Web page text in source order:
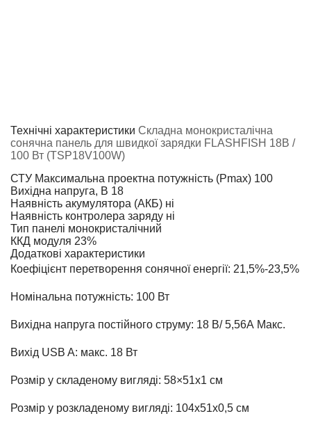
Технічні характеристики Складна монокристалічна
сонячна панель для швидкої зарядки FLASHFISH 18В /
100 Вт (TSP18V100W)
СТУ Максимальна проектна потужність (Pmax) 100
Вихідна напруга, В 18
Наявність акумулятора (АКБ) ні
Наявність контролера заряду ні
Тип панелі монокристалічний
ККД модуля 23%
Додаткові характеристики
Коефіцієнт перетворення сонячної енергії: 21,5%-23,5%
Номінальна потужність: 100 Вт
Вихідна напруга постійного струму: 18 В/5,56А Макс.
Вихід USB A: макс. 18 Вт
Розмір у складеному вигляді: 58×51х1 см
Розмір у розкладеному вигляді: 104х51х0,5 см